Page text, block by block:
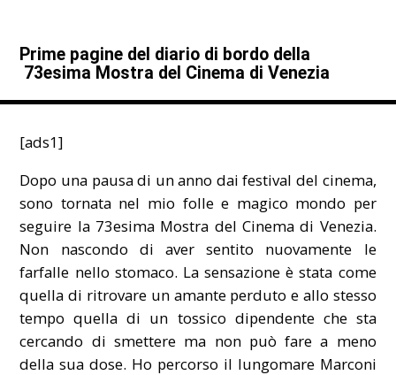
Prime pagine del diario di bordo della
73esima Mostra del Cinema di Venezia
[ads1]
Dopo una pausa di un anno dai festival del cinema,
sono tornata nel mio folle e magico mondo per
seguire la 73esima Mostra del Cinema di Venezia.
Non nascondo di aver sentito nuovamente le
farfalle nello stomaco. La sensazione è stata come
quella di ritrovare un amante perduto e allo stesso
tempo quella di un tossico dipendente che sta
cercando di smettere ma non può fare a meno
della sua dose. Ho percorso il lungomare Marconi